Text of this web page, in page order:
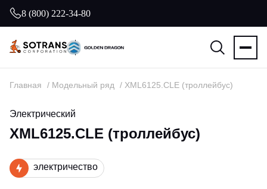
8 (800) 222-34-80
Главная Модельный ряд XML6125.CLE (троллейбус)
Электрический
XML6125.CLE (троллейбус)